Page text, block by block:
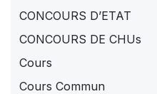
CONCOURS D’ETAT
CONCOURS DE CHUs
Cours
Cours Commun